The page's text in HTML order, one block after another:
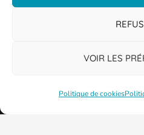
VOIR LES
Politique de cookies